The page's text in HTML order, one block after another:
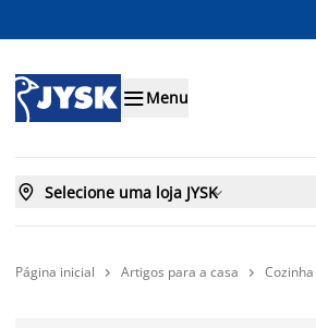
Menu
 Selecione uma loja JYSK
Página inicial  Artigos para a casa  Cozinha